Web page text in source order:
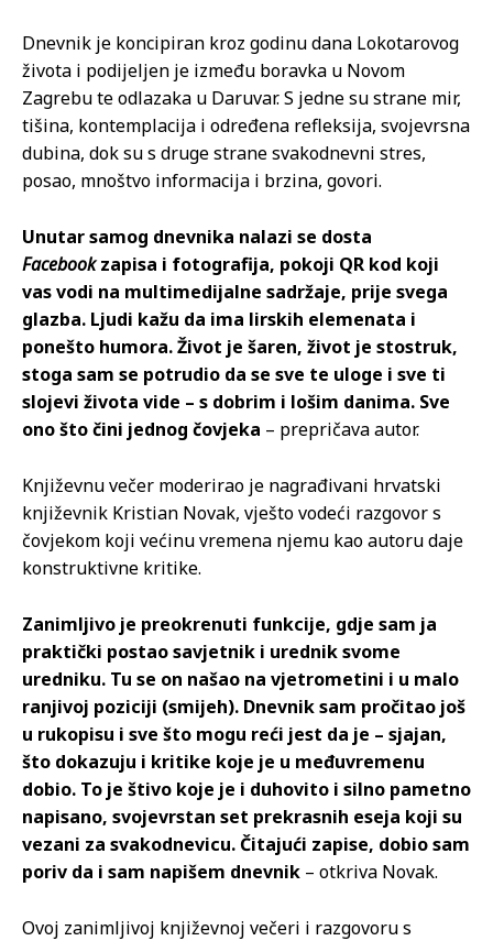
Dnevnik je koncipiran kroz godinu dana Lokotarovog
života i podijeljen je između boravka u Novom
Zagrebu te odlazaka u Daruvar. S jedne su strane mir,
tišina, kontemplacija i određena refleksija, svojevrsna
dubina, dok su s druge strane svakodnevni stres,
posao, mnoštvo informacija i brzina, govori.
Unutar samog dnevnika nalazi se dosta
Facebookzapisa i fotografija, pokoji QR kod koji
vas vodi na multimedijalne sadržaje, prije svega
glazba. Ljudi kažu da ima lirskih elemenata i
ponešto humora. Život je šaren, život je stostruk,
stoga sam se potrudio da se sve te uloge i sve ti
slojevi života vide – s dobrim i lošim danima. Sve
ono što čini jednog čovjeka – prepričava autor.
Književnu večer moderirao je nagrađivani hrvatski
književnik Kristian Novak, vješto vodeći razgovor s
čovjekom koji većinu vremena njemu kao autoru daje
konstruktivne kritike.
Zanimljivo je preokrenuti funkcije, gdje sam ja
praktički postao savjetnik i urednik svome
uredniku. Tu se on našao na vjetrometini i u malo
ranjivoj poziciji (smijeh). Dnevnik sam pročitao još
u rukopisu i sve što mogu reći jest da je – sjajan,
što dokazuju i kritike koje je u međuvremenu
dobio. To je štivo koje je i duhovito i silno pametno
napisano, svojevrstan set prekrasnih eseja koji su
vezani za svakodnevicu. Čitajući zapise, dobio sam
poriv da i sam napišem dnevnik – otkriva Novak.
Ovoj zanimljivoj književnoj večeri i razgovoru s